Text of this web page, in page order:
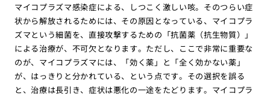
マイコプラズマ感染症による、しつこく激しい咳。そのつらい症
状から解放されるためには、その原因となっている、マイコプラ
ズマという細菌を、直接攻撃するための「抗菌薬（抗生物質）」
による治療が、不可欠となります。ただし、ここで非常に重要な
のが、マイコプラズマには、「効く薬」と「全く効かない薬」
が、はっきりと分かれている、という点です。その選択を誤る
と、治療は長引き、症状は悪化の一途をたどります。マイコプラ